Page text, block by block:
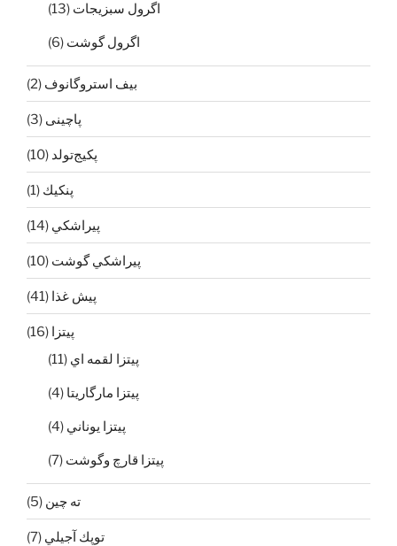
اگرول سبزيجات (13)
اگرول گوشت (6)
بيف استروگانوف (2)
پاچینی (3)
پکیج‌تولد (10)
پنكيك (1)
پيراشكي (14)
پيراشكي گوشت (10)
پيش غذا (41)
پیتزا (16)
پيتزا لقمه اي (11)
پيتزا مارگاريتا (4)
پيتزا يوناني (4)
‌پیتزا قارچ و‌گوشت (7)
ته چين (5)
توپك آجيلي (7)